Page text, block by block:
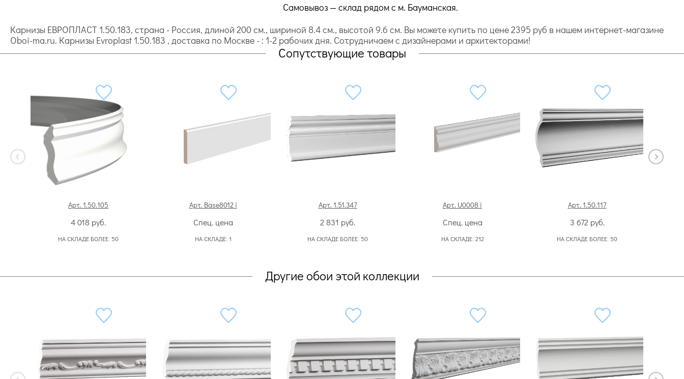
Самовывоз — склад рядом с м. Бауманская.
Карнизы ЕВРОПЛАСТ 1.50.183, страна - Россия, длиной 200 cм., шириной 8.4 cм., высотой 9.6 cм. Вы можете купить по цене 2395 руб в нашем интернет-магазине
Oboi-ma.ru. Карнизы Evroplast 1.50.183 , доставка по Москве - : 1-2 рабочих дня. Сотрудничаем с дизайнерами и архитекторами!
Сопутствующие товары
Арт. 1.50.105
4 018 руб.
НА СКЛАДЕ БОЛЕЕ: 50
Арт. Base8012 i
Спец. цена
НА СКЛАДЕ: 1
Арт. 1.51.347
2 831 руб.
НА СКЛАДЕ БОЛЕЕ: 50
Арт. U0008 i
Спец. цена
НА СКЛАДЕ: 212
Арт. 1.50.117
3 672 руб.
НА СКЛАДЕ БОЛЕЕ: 50
Другие обои этой коллекции